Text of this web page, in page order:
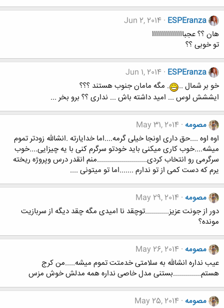
ESPEranza
Jun 2, 2014
هان ؟؟ عجباااااااااااااااا
تو خوبی ؟؟
ESPEranza
Jun 1, 2014
خو بر شمال ..
. مگه مامان جنوب هستند ؟؟؟
ایششش لوس ... امید داشته باش ... نداری ؟؟ برو بخر ...
مصومه May 31, 2014
اوه اوه ....حق داری اونجا خیلی گرمه....اما خدایارته .انشالله زودتر تموم
میشه....خوب کاری میکنی باید خودتو سرگرم کنی با یه چیزایی....خوب
سرگرمی رو انتخاب کردی.........................منم انقدر درس وپروژه ریخته
یرم که دست کمی از تو ندارم .......اما تو میتونی ....
مصومه May 29, 2014
دور از جونت عزیز............توچقد نا امیدی مگه چقد دیگه از سربازیت
مونده؟
مصومه May 26, 2014
عیب نداره انشالله به سلامتی خدمتت تموم میشه.....من کرج
هستم..............بستنی مدل خاصی نداره همه مدلش خوش مزس
مصومه May 25, 2014